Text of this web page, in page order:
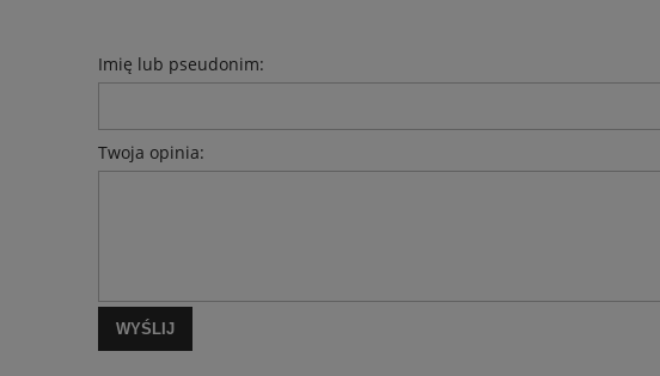
Imię lub pseudonim:
Twoja opinia:
WYŚLIJ